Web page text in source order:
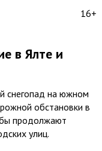
16+
в Ялте и
снегопад на южном
обстановки в
продолжают
улиц.